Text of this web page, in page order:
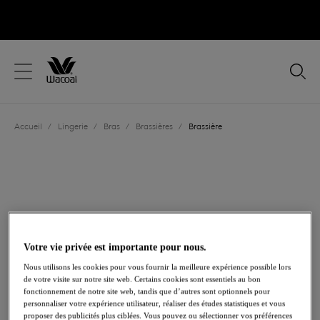
Fermer
Votre pays
Langue
Accueil / Lingerie / Bras / Brassières / Brassière
Partager
Votre vie privée est importante pour nous.
Nous utilisons les cookies pour vous fournir la meilleure expérience possible lors
de votre visite sur notre site web. Certains cookies sont essentiels au bon
fonctionnement de notre site web, tandis que d’autres sont optionnels pour
personnaliser votre expérience utilisateur, réaliser des études statistiques et vous
proposer des publicités plus ciblées. Vous pouvez ou sélectionner vos préférences